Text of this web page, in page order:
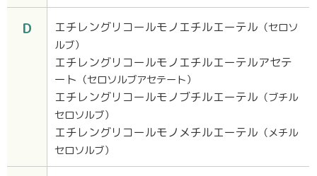
D エチレングリコールモノエチルエーテル （セロソ
ルブ）
エチレングリコールモノエチルエーテルアセテ
ート （セロソルブアセテート）
エチレングリコールモノブチルエーテル （ブチル
セロソルブ）
エチレングリコールモノメチルエーテル （メチル
セロソルブ）